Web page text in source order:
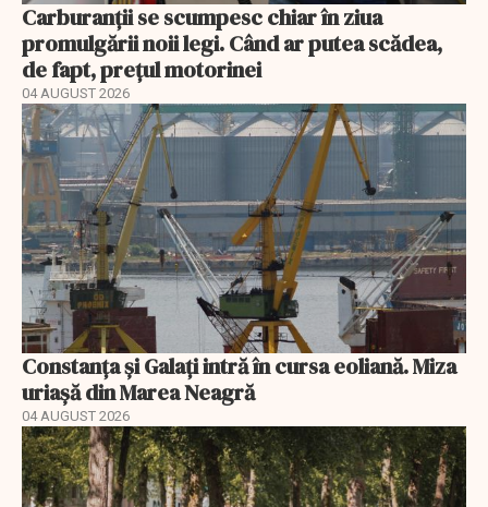
Carburanții se scumpesc chiar în ziua
promulgării noii legi. Când ar putea scădea,
de fapt, prețul motorinei
04 AUGUST 2026
Constanța și Galați intră în cursa eoliană. Miza
uriașă din Marea Neagră
04 AUGUST 2026